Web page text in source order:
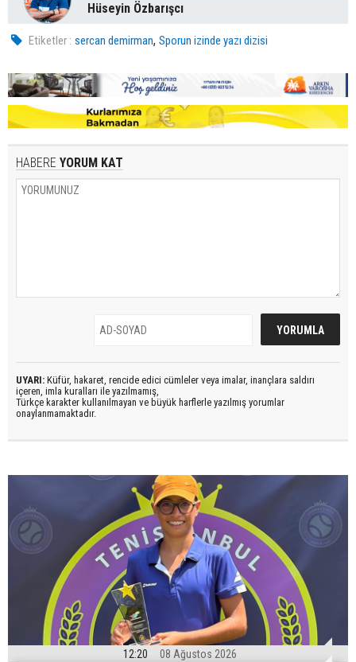
Hüseyin Özbarışcı
Etiketler : sercan demirman,Sporun izinde yazı dizisi
HABERE YORUM KAT
UYARI: Küfür, hakaret, rencide edici cümleler veya imalar, inançlara saldırı
içeren, imla kuralları ile yazılmamış,
Türkçe karakter kullanılmayan ve büyük harflerle yazılmış yorumlar
onaylanmamaktadır.
12:20 08 Ağustos 2026